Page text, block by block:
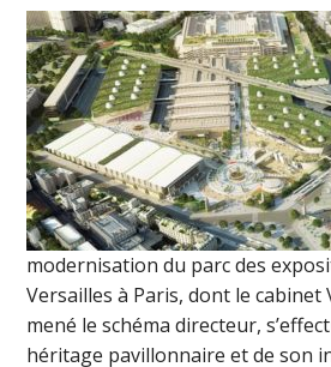
modernisation du parc des
Versailles à Paris, dont le cabinet
mené le schéma directeur,
héritage pavillonnaire et de son